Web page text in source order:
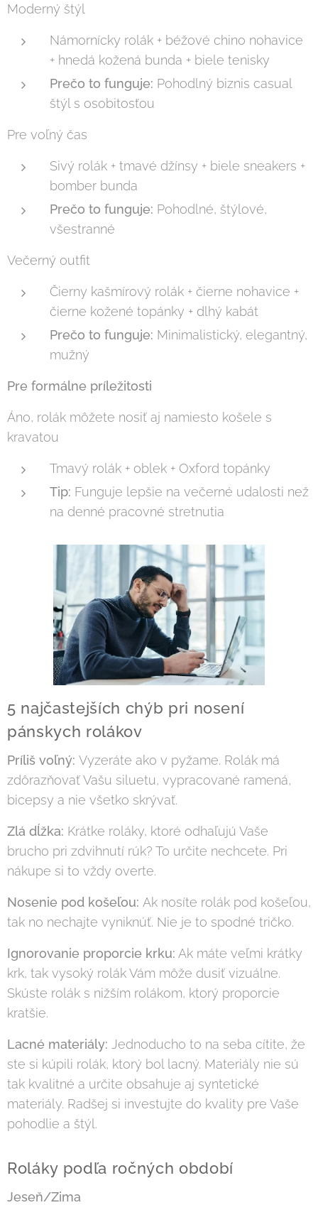
Moderný štýl
Námornícky rolák + béžové chino nohavice
+ hnedá kožená bunda + biele tenisky
Prečo to funguje: Pohodlný biznis casual
štýl s osobitosťou
Pre voľný čas
Sivý rolák + tmavé džínsy + biele sneakers +
bomber bunda
Prečo to funguje: Pohodlné, štýlové,
všestranné
Večerný outfit
Čierny kašmírový rolák + čierne nohavice +
čierne kožené topánky + dlhý kabát
Prečo to funguje: Minimalistický, elegantný,
mužný
Pre formálne príležitosti
Áno, rolák môžete nosiť aj namiesto košele s
kravatou
Tmavý rolák + oblek + Oxford topánky
Tip: Funguje lepšie na večerné udalosti než
na denné pracovné stretnutia
5 najčastejších chýb pri nosení
pánskych rolákov
Príliš voľný: Vyzeráte ako v pyžame. Rolák má
zdôrazňovať Vašu siluetu, vypracované ramená,
bicepsy a nie všetko skrývať.
Zlá dĺžka: Krátke roláky, ktoré odhaľujú Vaše
brucho pri zdvihnutí rúk? To určite nechcete. Pri
nákupe si to vždy overte.
Nosenie pod košeľou: Ak nosíte rolák pod košeľou,
tak no nechajte vyniknúť. Nie je to spodné tričko.
Ignorovanie proporcie krku: Ak máte veľmi krátky
krk, tak vysoký rolák Vám môže dusiť vizuálne.
Skúste rolák s nižším rolákom, ktorý proporcie
kratšie.
Lacné materiály: Jednoducho to na seba cítite, že
ste si kúpili rolák, ktorý bol lacný. Materiály nie sú
tak kvalitné a určite obsahuje aj syntetické
materiály. Radšej si investujte do kvality pre Vaše
pohodlie a štýl.
Roláky podľa ročných období
Jeseň/Zima